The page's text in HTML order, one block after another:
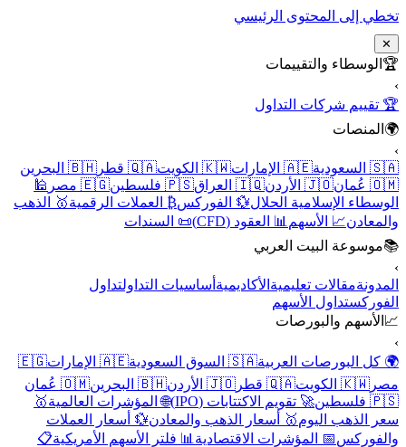
تخطي إلى المحتوى الرئيسي
✕
🏆 الوسطاء والتقييمات
›
🏆 تقييم شركات التداول
🌍 المنصات
›
🇸🇦 السعودية
🇦🇪 الإمارات 🇰🇼 الكويت 🇶🇦 قطر
🇧🇭 البحرين
🇴🇲 عُمان
🇯🇴 الأردن 🇮🇶 العراق 🇵🇸 فلسطين 🇪🇬 مصر
🕌
الوسطاء الإسلامية الحلال💱 الفوركس₿ العملات الرقمية🥇 الذهب
والمعادن📈 الأسهم 📊 العقود (CFD)
📜 السندات
📚موسوعة البيت العربي
›
المدونةمقالات تعليمية الأكاديمية أساسيات التداولتداول
الفوركستداول الأسهم
📈 الأسهم والبورصات
›
🌍 كل البورصات العربية🇸🇦 السوق السعودية 🇦🇪 الإمارات
🇪🇬
مصر 🇰🇼 الكويت 🇶🇦 قطر 🇯🇴 الأردن 🇧🇭 البحرين
🇴🇲 عُمان
🇵🇸 فلسطين
🚀 تقويم الاكتتابات (IPO) 🌐 المؤشرات العالمية🥇
سعر الذهب اليوم🥇 أسعار الذهب والمعادن💱 أسعار العملات
والفوركس📅 المؤشرات الاقتصادية 📊 فلتر الأسهم الأمريكية📋